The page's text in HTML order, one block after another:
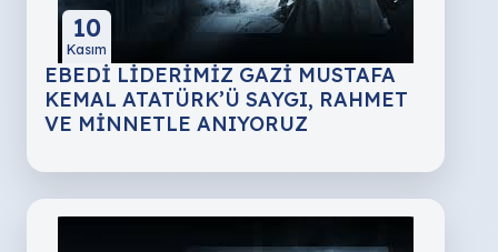
10
Kasım
EBEDİ LİDERİMİZ GAZİ MUSTAFA
KEMAL ATATÜRK’Ü SAYGI, RAHMET
VE MİNNETLE ANIYORUZ